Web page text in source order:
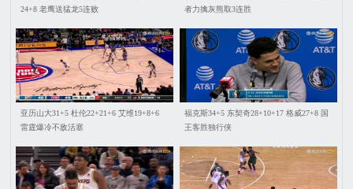
24+8 老鹰送猛龙5连败
者力擒灰熊取3连胜
亚历山大31+5 杜伦22+21+6 艾维19+8+6
雷霆爆冷不敌活塞
福克斯34+5 东契奇28+10+17 格威27+8 国
王客胜独行侠